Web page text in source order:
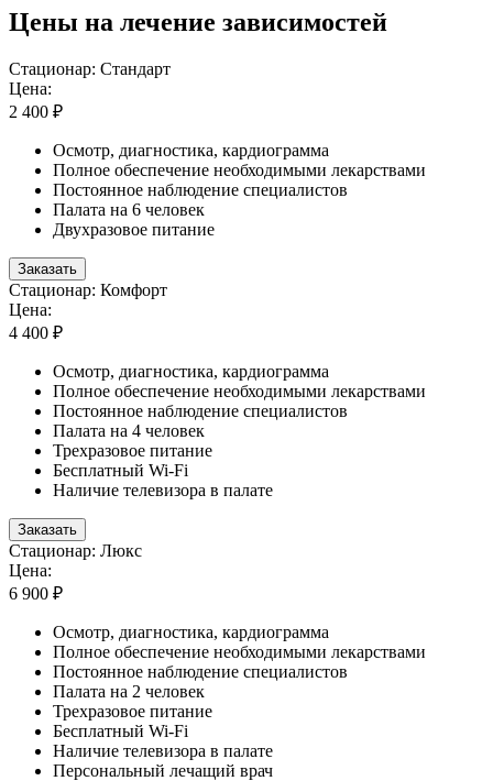
Цены на лечение зависимостей
Стационар: Стандарт
Цена:
2 400 ₽
Осмотр, диагностика, кардиограмма
Полное обеспечение необходимыми лекарствами
Постоянное наблюдение специалистов
Палата на 6 человек
Двухразовое питание
Заказать
Стационар: Комфорт
Цена:
4 400 ₽
Осмотр, диагностика, кардиограмма
Полное обеспечение необходимыми лекарствами
Постоянное наблюдение специалистов
Палата на 4 человек
Трехразовое питание
Бесплатный Wi-Fi
Наличие телевизора в палате
Заказать
Стационар: Люкс
Цена:
6 900 ₽
Осмотр, диагностика, кардиограмма
Полное обеспечение необходимыми лекарствами
Постоянное наблюдение специалистов
Палата на 2 человек
Трехразовое питание
Бесплатный Wi-Fi
Наличие телевизора в палате
Персональный лечащий врач